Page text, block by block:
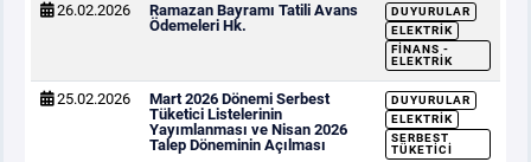
26.02.2026
Ramazan Bayramı Tatili Avans
Ödemeleri Hk.
DUYURULAR
ELEKTRIK
FINANS -
ELEKTRIK
25.02.2026
Mart 2026 Dönemi Serbest
Tüketici Listelerinin
Yayımlanması ve Nisan 2026
Talep Döneminin Açılması
DUYURULAR
ELEKTRIK
SERBEST
TÜKETICI